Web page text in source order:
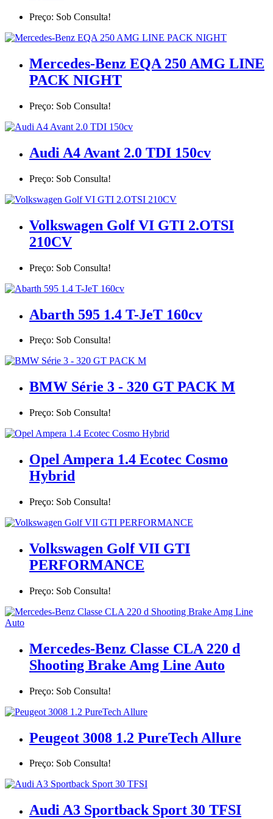
Preço: Sob Consulta!
Mercedes-Benz EQA 250 AMG LINE
PACK NIGHT
Preço: Sob Consulta!
Audi A4 Avant 2.0 TDI 150cv
Preço: Sob Consulta!
Volkswagen Golf VI GTI 2.OTSI
210CV
Preço: Sob Consulta!
Abarth 595 1.4 T-JeT 160cv
Preço: Sob Consulta!
BMW Série 3 - 320 GT PACK M
Preço: Sob Consulta!
Opel Ampera 1.4 Ecotec Cosmo
Hybrid
Preço: Sob Consulta!
Volkswagen Golf VII GTI
PERFORMANCE
Preço: Sob Consulta!
Mercedes-Benz Classe CLA 220 d
Shooting Brake Amg Line Auto
Preço: Sob Consulta!
Peugeot 3008 1.2 PureTech Allure
Preço: Sob Consulta!
Audi A3 Sportback Sport 30 TFSI